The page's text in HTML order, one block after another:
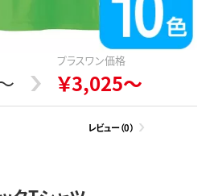
プラスワン価格
￥3,025～
レビュー（0）